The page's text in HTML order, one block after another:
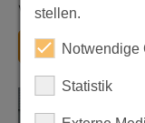
Wiederholungen
Zurück
stellen.
Notwendige
Statistik